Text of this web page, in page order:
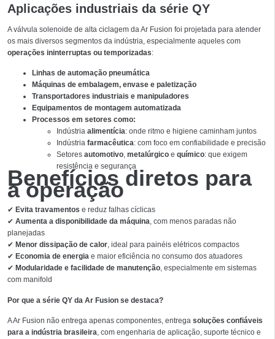
Aplicações industriais da série QY
A válvula solenoide de alta ciclagem da Ar Fusion foi projetada para atender
os mais diversos segmentos da indústria, especialmente aqueles com
operações ininterruptas ou temporizadas:
Linhas de automação pneumática
Máquinas de embalagem, envase e paletização
Transportadores industriais e manipuladores
Equipamentos de montagem automatizada
Processos em setores como:
Indústria alimentícia: onde ritmo e higiene caminham juntos
Indústria farmacêutica: com foco em confiabilidade e precisão
Setores automotivo, metalúrgico e químico: que exigem
resistência e segurança
Benefícios diretos para
a operação
✔ Evita travamentos e reduz falhas cíclicas
✔ Aumenta a disponibilidade da máquina, com menos paradas não
planejadas
✔ Menor dissipação de calor, ideal para painéis elétricos compactos
✔ Economia de energia e maior eficiência no consumo dos atuadores
✔ Modularidade e facilidade de manutenção, especialmente em sistemas
com manifold
Por que a série QY da Ar Fusion se destaca?
A Ar Fusion não entrega apenas componentes, entrega soluções confiáveis
para a indústria brasileira, com engenharia de aplicação, suporte técnico e